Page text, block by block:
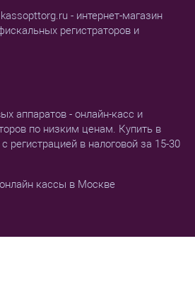
- интернет-магазин
регистраторов и
аппаратов - онлайн-касс и
по низким ценам. Купить в
регистрацией в налоговой за 15-30
кассы в Москве